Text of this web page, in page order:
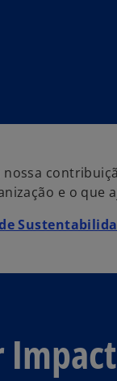
nossa
e o que